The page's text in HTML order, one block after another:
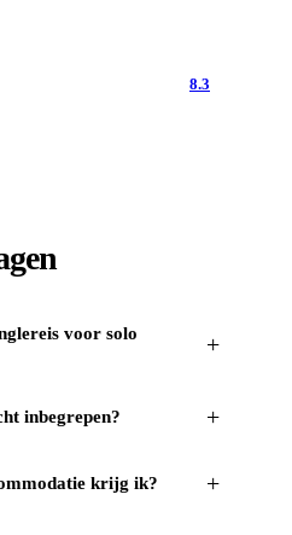
8.3
voor solo
+
inbegrepen? +
krijg ik? +